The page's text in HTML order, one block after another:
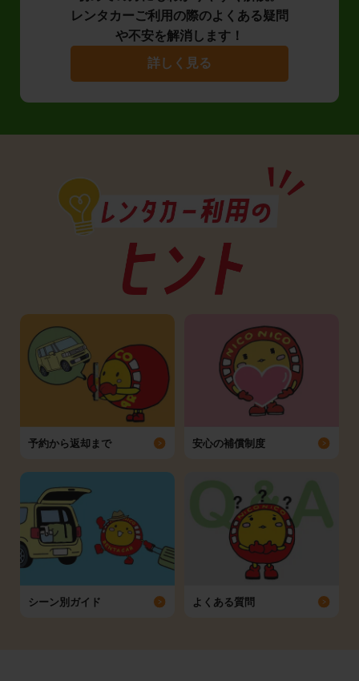
レンタカーご利用の際のよくある疑問
や不安を解消します！
詳しく見る
予約から返却まで 安心の補償制度
シーン別ガイド よくある質問